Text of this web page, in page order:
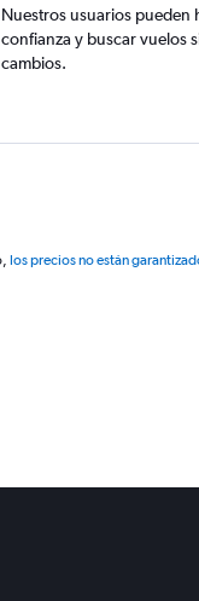
Nuestros usuarios pueden
confianza y buscar vuelos
cambios.
los precios no están